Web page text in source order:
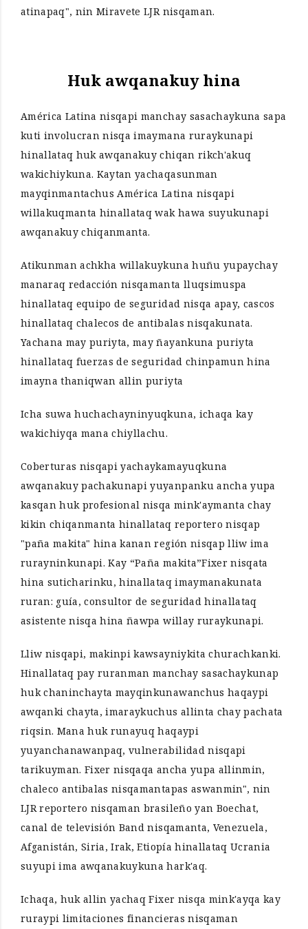
atinapaq", nin Miravete LJR nisqaman.
Huk awqanakuy hina
América Latina nisqapi manchay sasachaykuna sapa
kuti involucran nisqa imaymana ruraykunapi
hinallataq huk awqanakuy chiqan rikch'akuq
wakichiykuna. Kaytan yachaqasunman
mayqinmantachus América Latina nisqapi
willakuqmanta hinallataq wak hawa suyukunapi
awqanakuy chiqanmanta.
Atikunman achkha willakuykuna huñu yupaychay
manaraq redacción nisqamanta lluqsimuspa
hinallataq equipo de seguridad nisqa apay, cascos
hinallataq chalecos de antibalas nisqakunata.
Yachana may puriyta, may ñayankuna puriyta
hinallataq fuerzas de seguridad chinpamun hina
imayna thaniqwan allin puriyta
Icha suwa huchachayninyuqkuna, ichaqa kay
wakichiyqa mana chiyllachu.
Coberturas nisqapi yachaykamayuqkuna
awqanakuy pachakunapi yuyanpanku ancha yupa
kasqan huk profesional nisqa mink'aymanta chay
kikin chiqanmanta hinallataq reportero nisqap
"paña makita" hina kanan región nisqap lliw ima
rurayninkunapi. Kay “Paña makita”Fixer nisqata
hina suticharinku, hinallataq imaymanakunata
ruran: guía, consultor de seguridad hinallataq
asistente nisqa hina ñawpa willay ruraykunapi.
Lliw nisqapi, makinpi kawsayniykita churachkanki.
Hinallataq pay ruranman manchay sasachaykunap
huk chaninchayta mayqinkunawanchus haqaypi
awqanki chayta, imaraykuchus allinta chay pachata
riqsin. Mana huk runayuq haqaypi
yuyanchanawanpaq, vulnerabilidad nisqapi
tarikuyman. Fixer nisqaqa ancha yupa allinmin,
chaleco antibalas nisqamantapas aswanmin", nin
LJR reportero nisqaman brasileño yan Boechat,
canal de televisión Band nisqamanta, Venezuela,
Afganistán, Siria, Irak, Etiopía hinallataq Ucrania
suyupi ima awqanakuykuna hark'aq.
Ichaqa, huk allin yachaq Fixer nisqa mink'ayqa kay
ruraypi limitaciones financieras nisqaman